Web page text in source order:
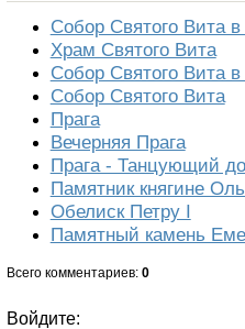
Собор Святого Вита в
Храм Святого Вита
Собор Святого Вита в
Собор Святого Вита
Прага
Вечерняя Прага
Прага - Танцующий
Памятник княгине
Обелиск Петру I
Памятный камень
Всего комментариев: 0
Войдите: